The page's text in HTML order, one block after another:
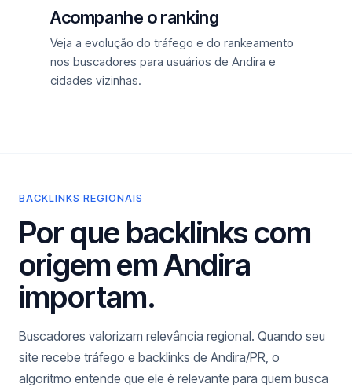
Acompanhe o ranking
Veja a evolução do tráfego e do rankeamento
nos buscadores para usuários de Andira e
cidades vizinhas.
BACKLINKS REGIONAIS
Por que backlinks com
origem em Andira
importam.
Buscadores valorizam relevância regional. Quando seu
site recebe tráfego e backlinks de Andira/PR, o
algoritmo entende que ele é relevante para quem busca